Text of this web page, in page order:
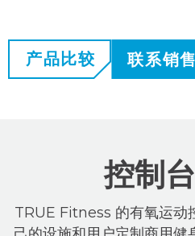
产品比较 联系销
控制
TRUE Fitness 的有氧运动